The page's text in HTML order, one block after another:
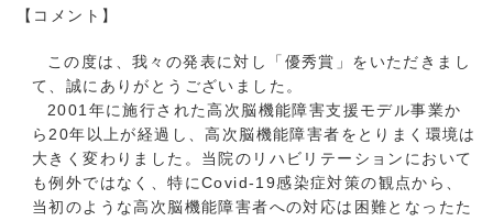
【コメント】
この度は、我々の発表に対し「優秀賞」をいただきまし
て、誠にありがとうございました。
2001年に施行された高次脳機能障害支援モデル事業か
ら20年以上が経過し、高次脳機能障害者をとりまく環境は
大きく変わりました。当院のリハビリテーションにおいて
も例外ではなく、特にCovid-19感染症対策の観点から、
当初のような高次脳機能障害者への対応は困難となったた